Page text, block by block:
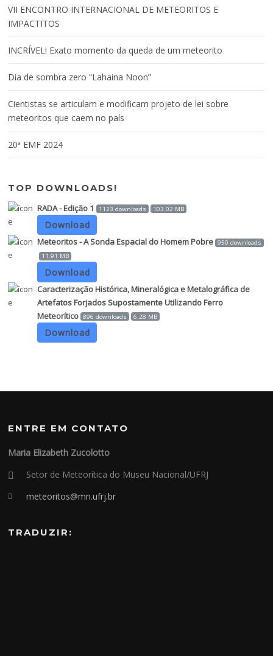
VII ENCONTRO INTERNACIONAL DE METEORITOS E
IMPACTITOS
INCRÍVEL! Exato momento da queda de um meteorito
Dia de sombra zero “Lahaina Noon”
Cientistas se articulam e modificam projeto de lei sobre
meteoritos que caem no país
20ª EMF 2024
TOP DOWNLOADS!
RADA - Edição 1 1123 downloads 103.02 MB
Download
Meteoritos - A Sonda Espacial do Homem Pobre 950 downloads
11.91 MB
Download
Caracterização Histórica, Mineralógica e Metalográfica de
Artefatos Forjados Supostamente Utilizando Ferro
Meteorítico 896 downloads 6.28 MB
Download
ENTRE EM CONTATO
Maria Elizabeth Zucolotto
Setor de Meteorítica do Museu Nacional/UFRJ
meteoritos@mn.ufrj.br
TRADUZIR: